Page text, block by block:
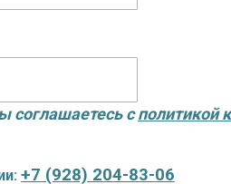
соглашаетесь сполитикой
+7 (928) 204-83-06